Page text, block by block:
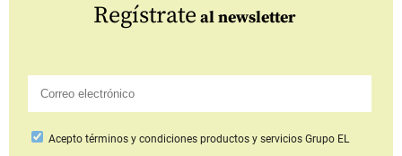
Regístrate al newsletter
Aceptotérminos y condiciones productos y serviciosGrupo EL